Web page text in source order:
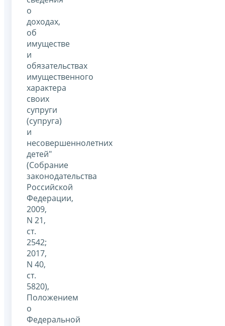
о
доходах,
об
имуществе
и
обязательствах
имущественного
характера
своих
супруги
(супруга)
и
несовершеннолетних
детей"
(Собрание
законодательства
Российской
Федерации,
2009,
N 21,
ст.
2542;
2017,
N 40,
ст.
5820),
Положением
о
Федеральной